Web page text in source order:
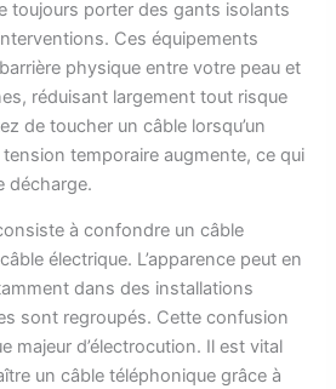
toujours porter des gants isolants
Ces équipements
physique entre votre peau et
réduisant largement tout risque
de toucher un câble lorsqu’un
temporaire augmente, ce qui
décharge.
à confondre un câble
électrique. L’apparence peut en
dans des installations
sont regroupés. Cette confusion
majeur d’électrocution. Il est vital
un câble téléphonique grâce à